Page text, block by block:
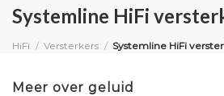
Systemline HiFi
HiFi / Versterkers / Systemline HiFi
Meer over geluid